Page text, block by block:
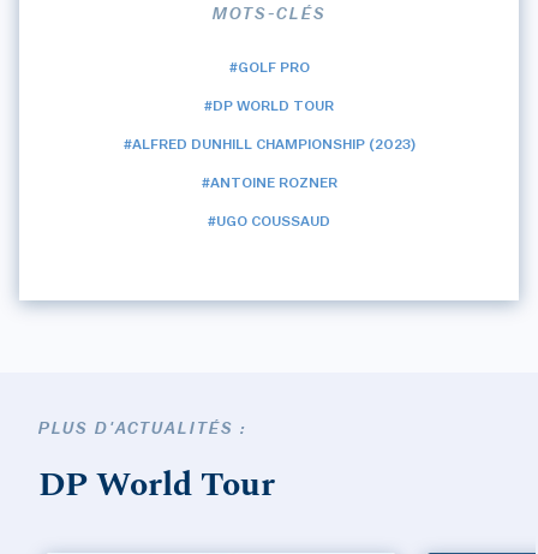
MOTS-CLÉS
#GOLF PRO
#DP WORLD TOUR
#ALFRED DUNHILL CHAMPIONSHIP (2023)
#ANTOINE ROZNER
#UGO COUSSAUD
PLUS D'ACTUALITÉS :
DP World Tour